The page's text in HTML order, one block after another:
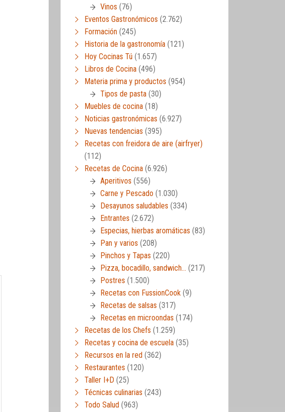
Vinos (76)
Eventos Gastronómicos (2.762)
Formación (245)
Historia de la gastronomía (121)
Hoy Cocinas Tú (1.657)
Libros de Cocina (496)
Materia prima y productos (954)
Tipos de pasta (30)
Muebles de cocina (18)
Noticias gastronómicas (6.927)
Nuevas tendencias (395)
Recetas con freidora de aire (airfryer)
(112)
Recetas de Cocina (6.926)
Aperitivos (556)
Carne y Pescado (1.030)
Desayunos saludables (334)
Entrantes (2.672)
Especias, hierbas aromáticas (83)
Pan y varios (208)
Pinchos y Tapas (220)
Pizza, bocadillo, sandwich… (217)
Postres (1.500)
Recetas con FussionCook (9)
Recetas de salsas (317)
Recetas en microondas (174)
Recetas de los Chefs (1.259)
Recetas y cocina de escuela (35)
Recursos en la red (362)
Restaurantes (120)
Taller I+D (25)
Técnicas culinarias (243)
Todo Salud (963)